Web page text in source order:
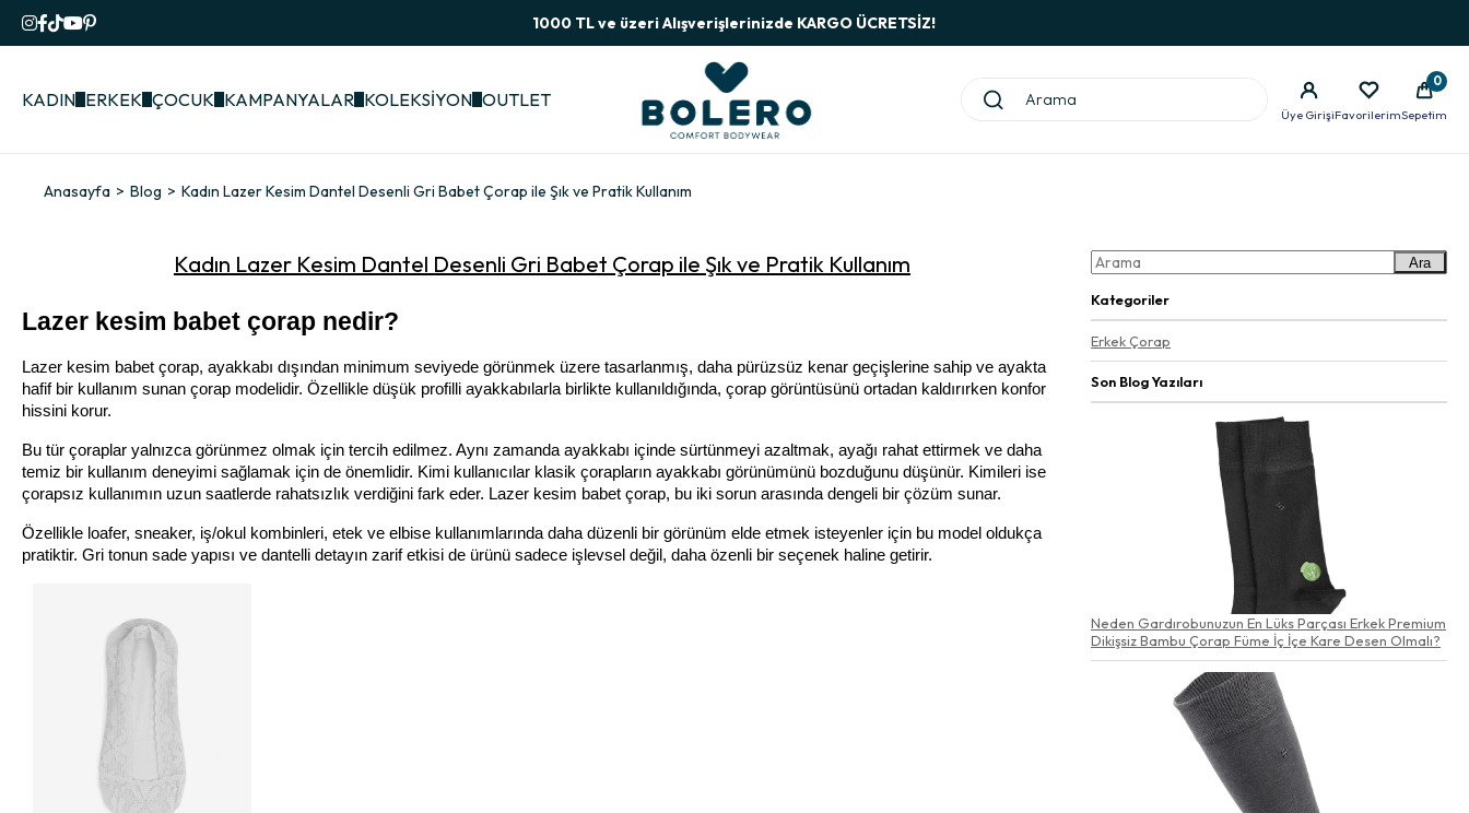
1000 TL ve üzeri Alışverişlerinizde KARGO ÜCRETSİZ!
KADIN ERKEK ÇOCUK KAMPANYALAR KOLEKSİYON OUTLET
Üye GirişiFavorilerimSepetim
0
Anasayfa Blog Kadın Lazer Kesim Dantel Desenli Gri Babet Çorap ile Şık ve Pratik Kullanım
Kadın Lazer Kesim Dantel Desenli Gri Babet Çorap ile Şık ve Pratik Kullanım
Lazer kesim babet çorap nedir?
Lazer kesim babet çorap, ayakkabı dışından minimum seviyede görünmek üzere tasarlanmış, daha pürüzsüz kenar geçişlerine sahip ve ayakta
hafif bir kullanım sunan çorap modelidir. Özellikle düşük profilli ayakkabılarla birlikte kullanıldığında, çorap görüntüsünü ortadan kaldırırken konfor
hissini korur.
Bu tür çoraplar yalnızca görünmez olmak için tercih edilmez. Aynı zamanda ayakkabı içinde sürtünmeyi azaltmak, ayağı rahat ettirmek ve daha
temiz bir kullanım deneyimi sağlamak için de önemlidir. Kimi kullanıcılar klasik çorapların ayakkabı görünümünü bozduğunu düşünür. Kimileri ise
çorapsız kullanımın uzun saatlerde rahatsızlık verdiğini fark eder. Lazer kesim babet çorap, bu iki sorun arasında dengeli bir çözüm sunar.
Özellikle loafer, sneaker, iş/okul kombinleri, etek ve elbise kullanımlarında daha düzenli bir görünüm elde etmek isteyenler için bu model oldukça
pratiktir. Gri tonun sade yapısı ve dantelli detayın zarif etkisi de ürünü sadece işlevsel değil, daha özenli bir seçenek haline getirir.
Ara
Kategoriler
Erkek Çorap
Son Blog Yazıları
Neden Gardırobunuzun En Lüks Parçası Erkek Premium
Dikişsiz Bambu Çorap Füme İç İçe Kare Desen Olmalı?